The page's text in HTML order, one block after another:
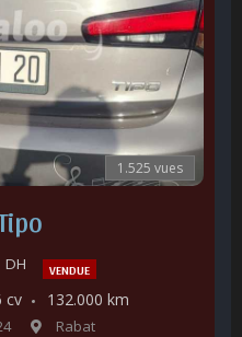
1.525 vues
DH VENDUE
cv 132.000 km
Rabat